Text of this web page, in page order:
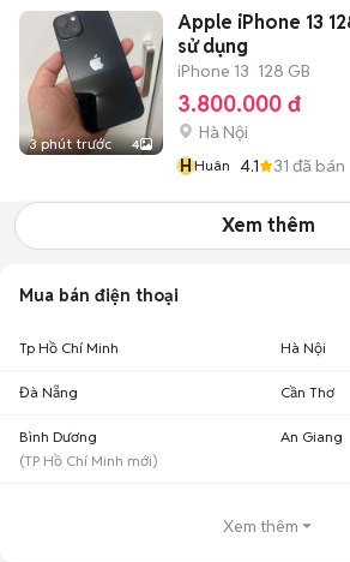
3 phút trước 4
Apple iPhone 13
sử dụng
iPhone 13 128 GB
3.800.000 đ
Hà Nội
HHuân 4.1 31 đã bán
Xem thêm
Mua bán điện thoại
Tp Hồ Chí Minh Hà Nội
Đà Nẵng Cần Thơ
Bình Dương
(TP Hồ Chí Minh mới)
An Giang
Xem thêm